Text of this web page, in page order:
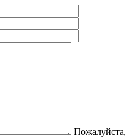
Пожалуйста,